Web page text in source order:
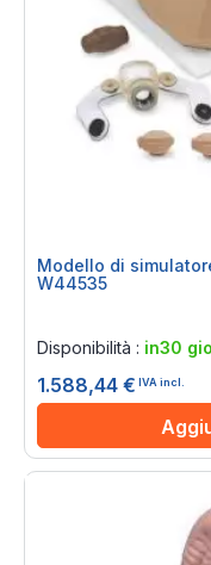
Modello di
W44535
Disponibilità : in30
1.588,44 € IVA incl.